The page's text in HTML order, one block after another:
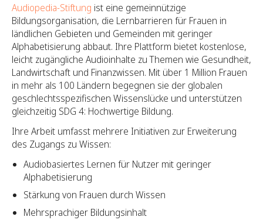
Audiopedia-Stiftung ist eine gemeinnützige
Bildungsorganisation, die Lernbarrieren für Frauen in
ländlichen Gebieten und Gemeinden mit geringer
Alphabetisierung abbaut. Ihre Plattform bietet kostenlose,
leicht zugängliche Audioinhalte zu Themen wie Gesundheit,
Landwirtschaft und Finanzwissen. Mit über 1 Million Frauen
in mehr als 100 Ländern begegnen sie der globalen
geschlechtsspezifischen Wissenslücke und unterstützen
gleichzeitig SDG 4: Hochwertige Bildung.
Ihre Arbeit umfasst mehrere Initiativen zur Erweiterung
des Zugangs zu Wissen:
Audiobasiertes Lernen für Nutzer mit geringer
Alphabetisierung
Stärkung von Frauen durch Wissen
Mehrsprachiger Bildungsinhalt